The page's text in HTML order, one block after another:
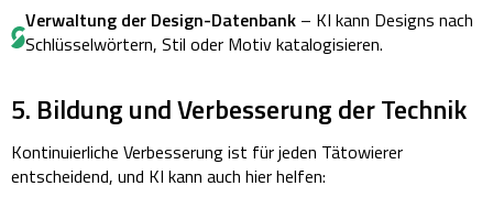
Verwaltung der Design-Datenbank – KI kann Designs nach
Schlüsselwörtern, Stil oder Motiv katalogisieren.
5. Bildung und Verbesserung der Technik
Kontinuierliche Verbesserung ist für jeden Tätowierer
entscheidend, und KI kann auch hier helfen: